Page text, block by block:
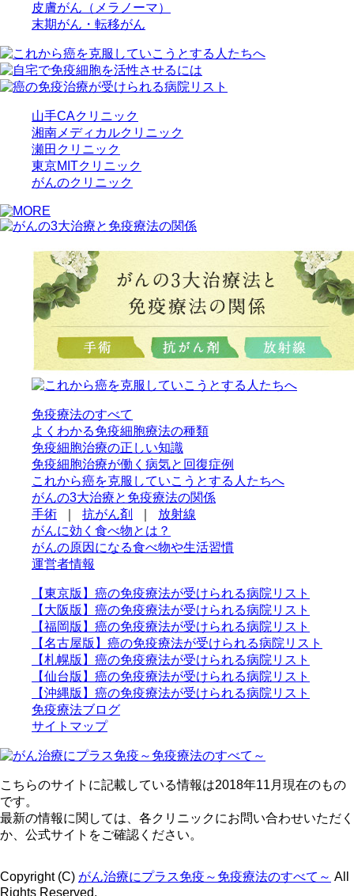
皮膚がん（メラノーマ）
末期がん・転移がん
山手CAクリニック
湘南メディカルクリニック
瀬田クリニック
東京MITクリニック
がんのクリニック
免疫療法のすべて
よくわかる免疫細胞療法の種類
免疫細胞治療の正しい知識
免疫細胞治療が働く病気と回復症例
これから癌を克服していこうとする人たちへ
がんの3大治療と免疫療法の関係
手術
抗がん剤
放射線
がんに効く食べ物とは？
がんの原因になる食べ物や生活習慣
運営者情報
【東京版】癌の免疫療法が受けられる病院リスト
【大阪版】癌の免疫療法が受けられる病院リスト
【福岡版】癌の免疫療法が受けられる病院リスト
【名古屋版】癌の免疫療法が受けられる病院リスト
【札幌版】癌の免疫療法が受けられる病院リスト
【仙台版】癌の免疫療法が受けられる病院リスト
【沖縄版】癌の免疫療法が受けられる病院リスト
免疫療法ブログ
サイトマップ
こちらのサイトに記載している情報は2018年11月現在のもの
です。
最新の情報に関しては、各クリニックにお問い合わせいただく
か、公式サイトをご確認ください。
Copyright (C) がん治療にプラス免疫～免疫療法のすべて～ All
Rights Reserved.